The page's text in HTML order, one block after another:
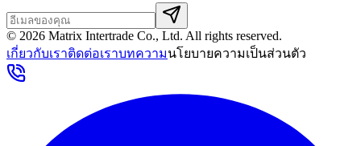
© 2026 Matrix Intertrade Co., Ltd. All rights reserved.
เกี่ยวกับเราติดต่อเราบทความนโยบายความเป็นส่วนตัว